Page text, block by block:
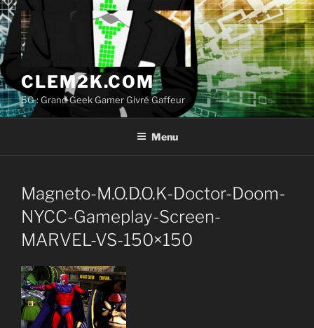
Aller
au
contenu
principal
CLEM2K.COM
5G : Grand Geek Gamer Givré Gaffeur
Menu
Magneto-M.O.D.O.K-Doctor-Doom-
NYCC-Gameplay-Screen-
MARVEL-VS-150×150